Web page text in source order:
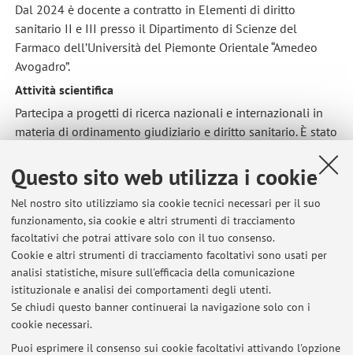
Questo sito web utilizza i cookie
Nel nostro sito utilizziamo sia cookie tecnici necessari per il suo
funzionamento, sia cookie e altri strumenti di tracciamento
facoltativi che potrai attivare solo con il tuo consenso.
Cookie e altri strumenti di tracciamento facoltativi sono usati per
analisi statistiche, misure sull'efficacia della comunicazione
istituzionale e analisi dei comportamenti degli utenti.
Se chiudi questo banner continuerai la navigazione solo con i
cookie necessari.
Puoi esprimere il consenso sui cookie facoltativi attivando l'opzione
Dal 2024 è docente a contratto in Elementi di diritto
sanitario II e III presso il Dipartimento di Scienze del
Farmaco dell’Università del Piemonte Orientale “Amedeo
Avogadro”.
Attività scientifica
Partecipa a progetti di ricerca nazionali e internazionali in
materia di ordinamento giudiziario e diritto sanitario. È stato
2022 “‘Beyond the Hospital.’ The National Recovery and
Resilience Plan and the Development of Italian Primary
Care: A Law and Medicine Pilot Project for the Modena
Province”. È referee per riviste internazionali e italiane nel
settore del diritto pubblico italiano e comparato.
Appartenenza a comitati scientifici e editoriali
Dal 2023 è membro della Segreteria di redazione della
rivista "Nomos: Le attualità del diritto".